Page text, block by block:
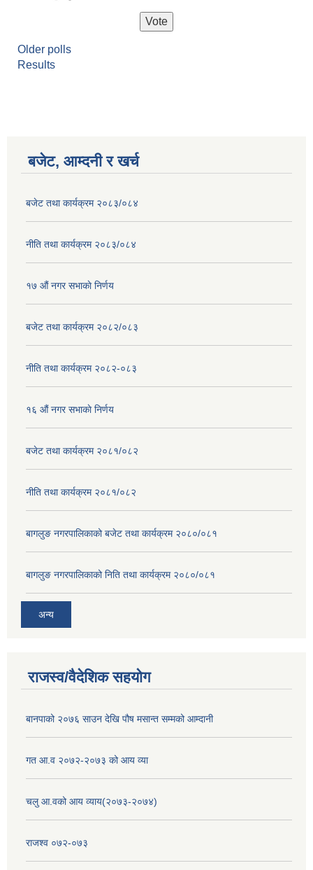
Older polls
Results
बजेट, आम्दनी र खर्च
बजेट तथा कार्यक्रम २०८३/०८४
नीति तथा कार्यक्रम २०८३/०८४
१७ ‌‍औं नगर सभाकाे निर्णय
बजेट तथा कार्यक्रम २०८२/०८३
नीति तथा कार्यक्रम २०८२-०८३
१६ ‌औं नगर सभाकाे निर्णय
बजेट तथा कार्यक्रम २०८१/०८२
नीति तथा कार्यक्रम २०८१/०८२
बागलुङ नगरपालिकाको बजेट तथा कार्यक्रम २०८०/०८१
बागलुङ नगरपालिकाको निति तथा कार्यक्रम २०८०/०८१
अन्य
राजस्व/वैदेशिक सहयोग
बानपाको २०७६ साउन देखि पौष मसान्त सम्मको आम्दानी
गत आ.व २०७२-२०७३ को आय व्या
चलु आ.वको आय व्याय(२०७३-२०७४)
राजश्व ०७२-०७३